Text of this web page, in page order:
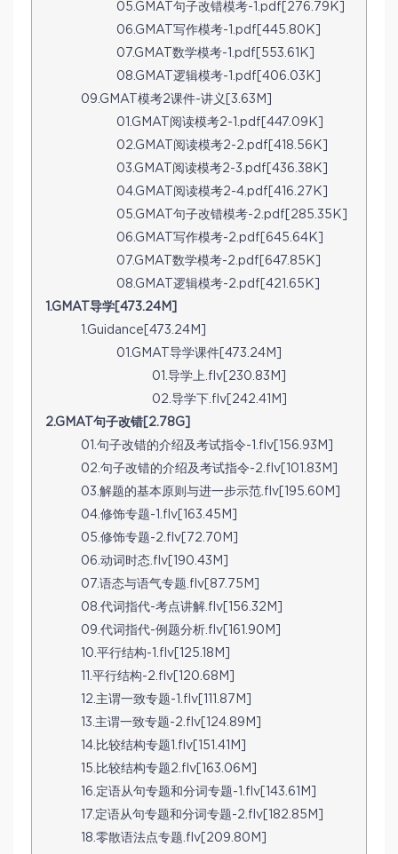
05.GMAT句子改错模考-1.pdf[276.79K]
06.GMAT写作模考-1.pdf[445.80K]
07.GMAT数学模考-1.pdf[553.61K]
08.GMAT逻辑模考-1.pdf[406.03K]
09.GMAT模考2课件-讲义[3.63M]
01.GMAT阅读模考2-1.pdf[447.09K]
02.GMAT阅读模考2-2.pdf[418.56K]
03.GMAT阅读模考2-3.pdf[436.38K]
04.GMAT阅读模考2-4.pdf[416.27K]
05.GMAT句子改错模考-2.pdf[285.35K]
06.GMAT写作模考-2.pdf[645.64K]
07.GMAT数学模考-2.pdf[647.85K]
08.GMAT逻辑模考-2.pdf[421.65K]
1.GMAT导学[473.24M]
1.Guidance[473.24M]
01.GMAT导学课件[473.24M]
01.导学上.flv[230.83M]
02.导学下.flv[242.41M]
2.GMAT句子改错[2.78G]
01.句子改错的介绍及考试指令-1.flv[156.93M]
02.句子改错的介绍及考试指令-2.flv[101.83M]
03.解题的基本原则与进一步示范.flv[195.60M]
04.修饰专题-1.flv[163.45M]
05.修饰专题-2.flv[72.70M]
06.动词时态.flv[190.43M]
07.语态与语气专题.flv[87.75M]
08.代词指代-考点讲解.flv[156.32M]
09.代词指代-例题分析.flv[161.90M]
10.平行结构-1.flv[125.18M]
11.平行结构-2.flv[120.68M]
12.主谓一致专题-1.flv[111.87M]
13.主谓一致专题-2.flv[124.89M]
14.比较结构专题1.flv[151.41M]
15.比较结构专题2.flv[163.06M]
16.定语从句专题和分词专题-1.flv[143.61M]
17.定语从句专题和分词专题-2.flv[182.85M]
18.零散语法点专题.flv[209.80M]